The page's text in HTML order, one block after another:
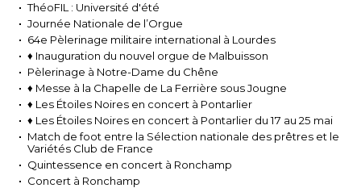
ThéoFIL : Université d'été
Journée Nationale de l’Orgue
64e Pèlerinage militaire international à Lourdes
♦ Inauguration du nouvel orgue de Malbuisson
Pèlerinage à Notre-Dame du Chêne
♦ Messe à la Chapelle de La Ferrière sous Jougne
♦ Les Étoiles Noires en concert à Pontarlier
♦ Les Étoiles Noires en concert à Pontarlier du 17 au 25 mai
Match de foot entre la Sélection nationale des prêtres et le
Variétés Club de France
Quintessence en concert à Ronchamp
Concert à Ronchamp